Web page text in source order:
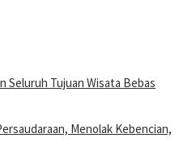
Seluruh Tujuan Wisata Bebas
Menolak Kebencian,